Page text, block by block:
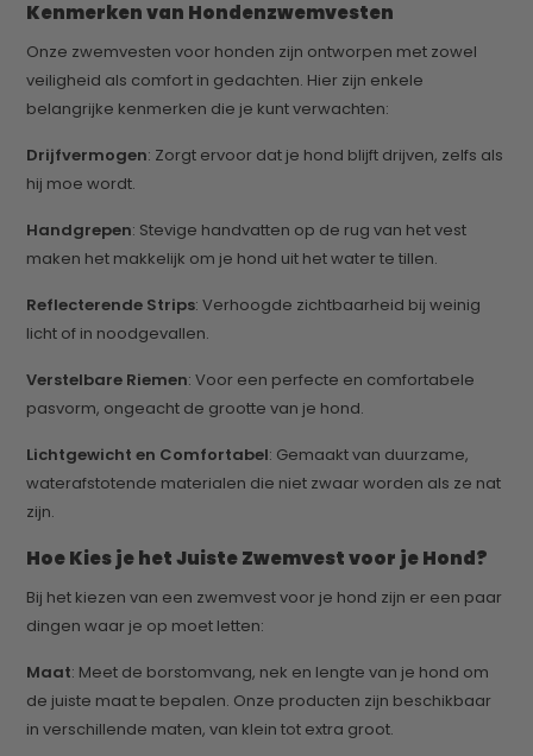
Kenmerken van Hondenzwemvesten
Onze zwemvesten voor honden zijn ontworpen met zowel
veiligheid als comfort in gedachten. Hier zijn enkele
belangrijke kenmerken die je kunt verwachten:
Drijfvermogen: Zorgt ervoor dat je hond blijft drijven, zelfs als
hij moe wordt.
Handgrepen: Stevige handvatten op de rug van het vest
maken het makkelijk om je hond uit het water te tillen.
Reflecterende Strips: Verhoogde zichtbaarheid bij weinig
licht of in noodgevallen.
Verstelbare Riemen: Voor een perfecte en comfortabele
pasvorm, ongeacht de grootte van je hond.
Lichtgewicht en Comfortabel: Gemaakt van duurzame,
waterafstotende materialen die niet zwaar worden als ze nat
zijn.
Hoe Kies je het Juiste Zwemvest voor je Hond?
Bij het kiezen van een zwemvest voor je hond zijn er een paar
dingen waar je op moet letten:
Maat: Meet de borstomvang, nek en lengte van je hond om
de juiste maat te bepalen. Onze producten zijn beschikbaar
in verschillende maten, van klein tot extra groot.